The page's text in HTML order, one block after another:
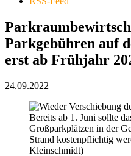
Parkgebühren auf
erst ab Frühjahr
24.09.2022
Bereits ab 1. Juni sollte
Großparkplätzen in der
Strand kostenpflichtig
Kleinschmidt)